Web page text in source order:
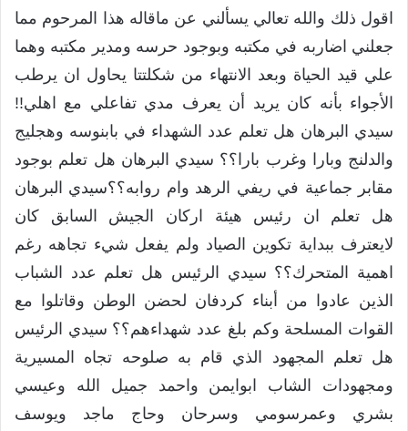
اقول ذلك والله تعالي يسألني عن ماقاله هذا المرحوم مما
جعلني اضاربه في مكتبه وبوجود حرسه ومدير مكتبه وهما
علي قيد الحياة وبعد الانتهاء من شكلتتا يحاول ان يرطب
الأجواء بأنه كان يريد أن يعرف مدي تفاعلي مع اهلي!!
سيدي البرهان هل تعلم عدد الشهداء في بابنوسه وهجليج
والدلنج وبارا وغرب بارا؟؟ سيدي البرهان هل تعلم بوجود
مقابر جماعية في ريفي الرهد وام روابه؟؟سيدي البرهان
هل تعلم ان رئيس هيئة اركان الجيش السابق كان
لايعترف ببداية تكوين الصياد ولم يفعل شيء تجاهه رغم
اهمية المتحرك؟؟ سيدي الرئيس هل تعلم عدد الشباب
الذين عادوا من أبناء كردفان لحضن الوطن وقاتلوا مع
القوات المسلحة وكم بلغ عدد شهداءهم؟؟ سيدي الرئيس
هل تعلم المجهود الذي قام به صلوحه تجاه المسيرية
ومجهودات الشاب ابوايمن واحمد جميل الله وعيسي
بشري وعمرسومي وسرحان وحاج ماجد ويوسف